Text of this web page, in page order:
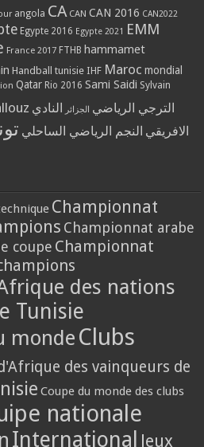
angola CA CAN CAN 2016 CAN2022
Egypte 2016 Egypte 2021 EMM
France 2017 FTHB hammamet
Handball tunisie IHF Maroc mondial
Qatar Rio 2016 Sami Saidi Sylvain
الترجي الرياضي الجزائر النادي
الافريقي النجم الرياضي الساحلي
Championnat
Championnat arabe
coupe Championnat
des nations
Tunisie
monde Clubs
des vainqueurs de
Coupe du monde des clubs
nationale
International Jeux